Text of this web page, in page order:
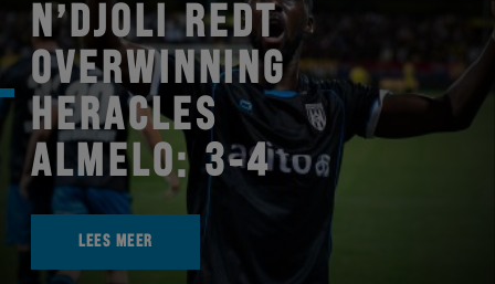
N’DJOLI REDT
OVERWINNING
HERACLES
ALMELO: 3-4
LEES MEER